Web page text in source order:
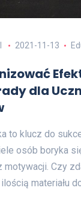
2021-11-13
dla
to klucz do
osób boryka
motywacji. Czy
materiału